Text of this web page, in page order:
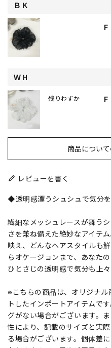
ＢＫ
F
ＷＨ
F
残りわずか
商品につい
レビューを書く
◆透明感漂うシュシュで気分
繊細なメッシュレースが舞う
さを兼ね備えた絶妙なアイテ
映え、どんなヘアスタイルも
らオケージョンまで、あなた
ひとさじの透明感で気分も上々
※こちらの商品は、オリジナ
トしたインポートアイテムで
グがない場合がございます。
性により、記載のサイズと実
る場合がございます。個体差